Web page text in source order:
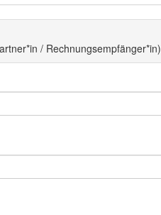
/ Rechnungsempfänger*in)